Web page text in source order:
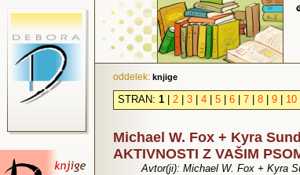
oddelek: knjige
STRAN: 1 2 3 4 5 6 7 8 9 10
Michael W. Fox + Kyra
AKTIVNOSTI Z VAŠIM
Avtor(ji): Michael W. Fox + Kyra